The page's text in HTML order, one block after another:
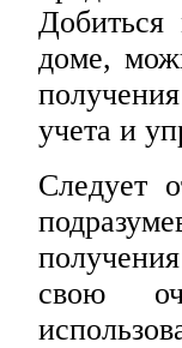
Добиться
доме,
учета и
Следует
свою